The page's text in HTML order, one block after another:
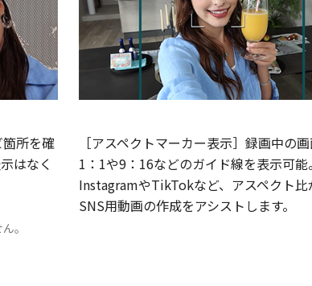
所を確
はなく
。
［アスペクトマーカー表示］録画中の画
1：1や9：16などのガイド線を表示可能。
InstagramやTikTokなど、アスペクト比
SNS用動画の作成をアシストします。